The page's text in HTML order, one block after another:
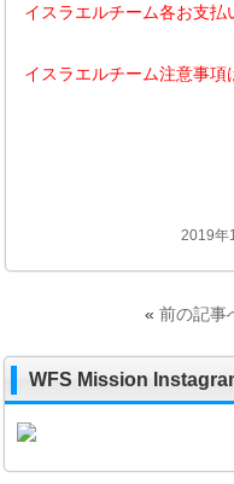
イスラエルチーム各お支払
イスラエルチーム注意事項
2019年
« 前の記事
WFS Mission